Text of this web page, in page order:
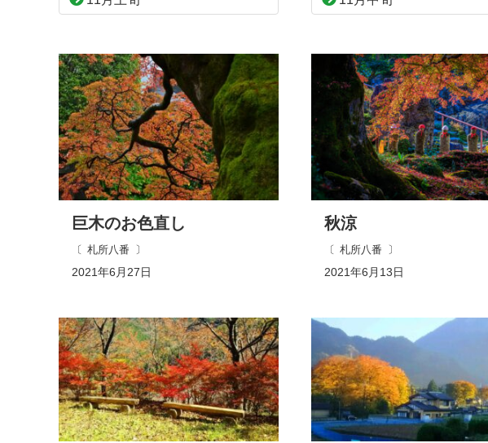
2021年6月27日
札所八番
巨木のお色直し
2021年6月13日
札所八番
秋涼